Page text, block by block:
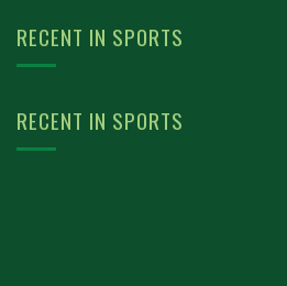
RECENT IN SPORTS
RECENT IN SPORTS